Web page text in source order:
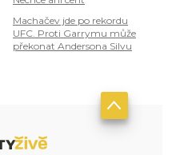
Machačev jde po rekordu
UFC. Proti Garrymu může
překonat Andersona Silvu